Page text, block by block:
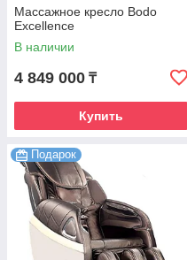
Массажное кресло Bodo
Excellence
В наличии
4 849 000 ₸
Купить
Подарок